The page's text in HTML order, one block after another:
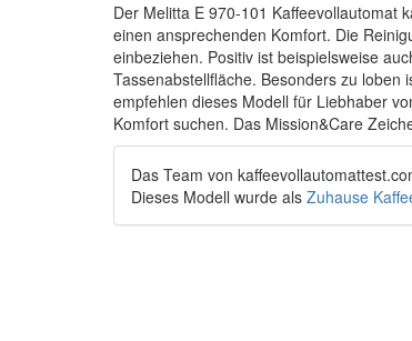
Der Melitta E 970-101 Kaffeevollautomat
einen ansprechenden Komfort. Die
einbeziehen. Positiv ist beispielsweise
Tassenabstellfläche. Besonders zu loben
empfehlen dieses Modell für Liebhaber
Komfort suchen. Das Mission&Care
Das Team von
Dieses Modell wurde als Zuhause